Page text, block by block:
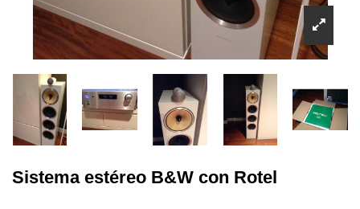
Sistema estéreo B&W con Rotel